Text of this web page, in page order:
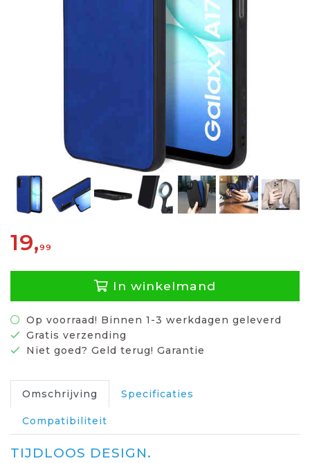
19,99
In winkelmand
Op voorraad! Binnen 1-3 werkdagen geleverd
Gratis verzending
Niet goed? Geld terug! Garantie
Omschrijving Specificaties
Compatibiliteit
TIJDLOOS DESIGN.